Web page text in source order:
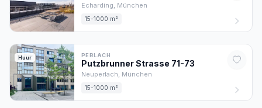
Echarding, München
15-1000 m²
Huur PERLACH
Putzbrunner Strasse 71-73
Neuperlach, München
15-1000 m²